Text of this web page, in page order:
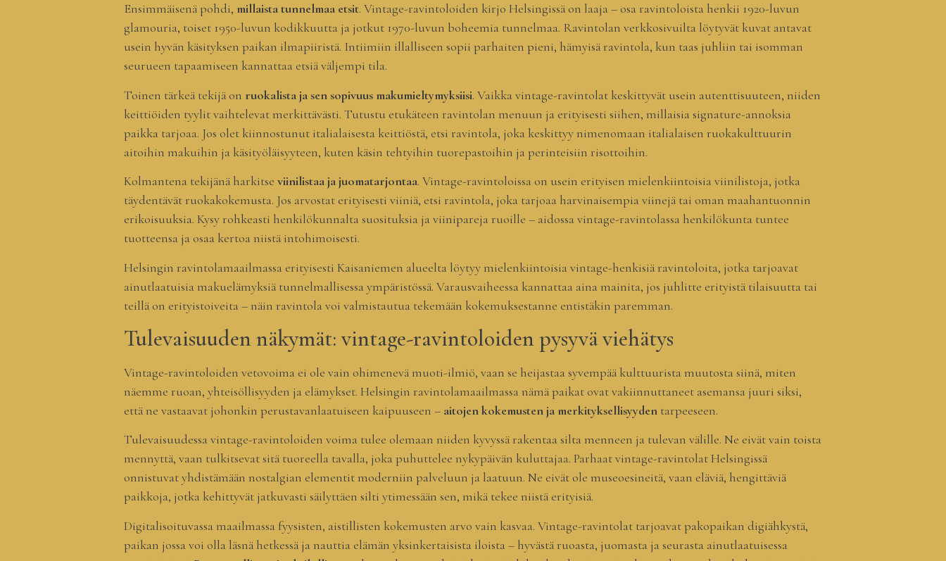
Ensimmäisenä pohdi, millaista tunnelmaa etsit. Vintage-ravintoloiden kirjo Helsingissä on laaja – osa ravintoloista henkii 1920-luvun
glamouria, toiset 1950-luvun kodikkuutta ja jotkut 1970-luvun boheemia tunnelmaa. Ravintolan verkkosivuilta löytyvät kuvat antavat
usein hyvän käsityksen paikan ilmapiiristä. Intiimiin illalliseen sopii parhaiten pieni, hämyisä ravintola, kun taas juhliin tai isomman
seurueen tapaamiseen kannattaa etsiä väljempi tila.
Toinen tärkeä tekijä on ruokalista ja sen sopivuus makumieltymyksiisi. Vaikka vintage-ravintolat keskittyvät usein autenttisuuteen, niiden
keittiöiden tyylit vaihtelevat merkittävästi. Tutustu etukäteen ravintolan menuun ja erityisesti siihen, millaisia signature-annoksia
paikka tarjoaa. Jos olet kiinnostunut italialaisesta keittiöstä, etsi ravintola, joka keskittyy nimenomaan italialaisen ruokakulttuurin
aitoihin makuihin ja käsityöläisyyteen, kuten käsin tehtyihin tuorepastoihin ja perinteisiin risottoihin.
Kolmantena tekijänä harkitse viinilistaa ja juomatarjontaa. Vintage-ravintoloissa on usein erityisen mielenkiintoisia viinilistoja, jotka
täydentävät ruokakokemusta. Jos arvostat erityisesti viiniä, etsi ravintola, joka tarjoaa harvinaisempia viinejä tai oman maahantuonnin
erikoisuuksia. Kysy rohkeasti henkilökunnalta suosituksia ja viinipareja ruoille – aidossa vintage-ravintolassa henkilökunta tuntee
tuotteensa ja osaa kertoa niistä intohimoisesti.
Helsingin ravintolamaailmassa erityisesti Kaisaniemen alueelta löytyy mielenkiintoisia vintage-henkisiä ravintoloita, jotka tarjoavat
ainutlaatuisia makuelämyksiä tunnelmallisessa ympäristössä. Varausvaiheessa kannattaa aina mainita, jos juhlitte erityistä tilaisuutta tai
teillä on erityistoiveita – näin ravintola voi valmistautua tekemään kokemuksestanne entistäkin paremman.
Tulevaisuuden näkymät: vintage-ravintoloiden pysyvä viehätys
Vintage-ravintoloiden vetovoima ei ole vain ohimenevä muoti-ilmiö, vaan se heijastaa syvempää kulttuurista muutosta siinä, miten
näemme ruoan, yhteisöllisyyden ja elämykset. Helsingin ravintolamaailmassa nämä paikat ovat vakiinnuttaneet asemansa juuri siksi,
että ne vastaavat johonkin perustavanlaatuiseen kaipuuseen – aitojen kokemusten ja merkityksellisyyden tarpeeseen.
Tulevaisuudessa vintage-ravintoloiden voima tulee olemaan niiden kyvyssä rakentaa silta menneen ja tulevan välille. Ne eivät vain toista
mennyttä, vaan tulkitsevat sitä tuoreella tavalla, joka puhuttelee nykypäivän kuluttajaa. Parhaat vintage-ravintolat Helsingissä
onnistuvat yhdistämään nostalgian elementit moderniin palveluun ja laatuun. Ne eivät ole museoesineitä, vaan eläviä, hengittäviä
paikkoja, jotka kehittyvät jatkuvasti säilyttäen silti ytimessään sen, mikä tekee niistä erityisiä.
Digitalisoituvassa maailmassa fyysisten, aistillisten kokemusten arvo vain kasvaa. Vintage-ravintolat tarjoavat pakopaikan digiähkystä,
paikan jossa voi olla läsnä hetkessä ja nauttia elämän yksinkertaisista iloista – hyvästä ruoasta, juomasta ja seurasta ainutlaatuisessa